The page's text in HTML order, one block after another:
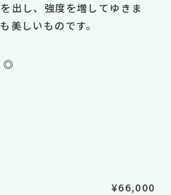
出し、強度を増してゆきま
美しいものです。
◎
¥66,000